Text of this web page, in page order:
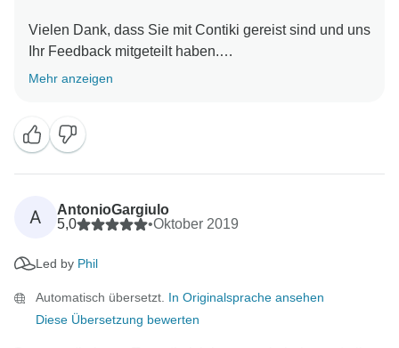
Vielen Dank, dass Sie mit Contiki gereist sind und uns
Ihr Feedback mitgeteilt haben.
weiterempfehlen würden. Wir sind froh, dass der
Reiseleiter und der Busfahrer dazu beigetragen
haben, dass Sie Europa auf gut organisierte und
angenehme Weise erkunden konnten.
hoffen, Sie in Zukunft auf einer weiteren Reise
Mehr anzeigen
A
AntonioGargiulo
5,0
•Oktober 2019
Led by Phil
Automatisch übersetzt. In Originalsprache ansehen
Diese Übersetzung bewerten